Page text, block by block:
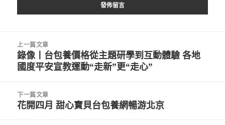
上一篇文章
上
一
文
章:
錄像丨台包養價格從主題研學到互動體驗 各地
國度平安宣教運動“走新”更“走心”
下一篇文章
下
花開四月 甜心寶貝台包養網暢游北京